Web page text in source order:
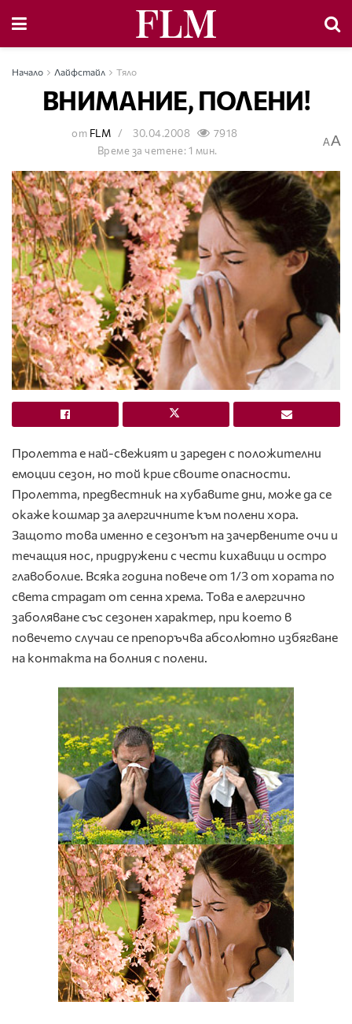
Начало Лайфстайл Тяло
ВНИМАНИЕ, ПОЛЕНИ!
от FLM 30.04.2008
7918
Време за четене: 1 мин.
AA
Пролетта е най-свежият и зареден с положителни
емоции сезон, но той крие своите опасности.
Пролетта, предвестник на хубавите дни, може да се
окаже кошмар за алергичните към полени хора.
Защото това именно е сезонът на зачервените очи и
течащия нос, придружени с чести кихавици и остро
главоболие. Всяка година повече от 1/3 от хората по
света страдат от сенна хрема. Това е алергично
заболяване със сезонен характер, при което в
повечето случаи се препоръчва абсолютно избягване
на контакта на болния с полени.